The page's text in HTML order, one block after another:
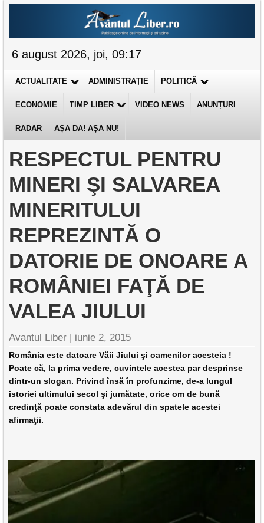
6 august 2026, joi, 09:17
ACTUALITATE ADMINISTRAȚIE POLITICĂ
ECONOMIE TIMP LIBER VIDEO NEWS ANUNȚURI
RADAR AȘA DA! AȘA NU!
RESPECTUL PENTRU
MINERI ŞI SALVAREA
MINERITULUI
REPREZINTĂ O
DATORIE DE ONOARE A
ROMÂNIEI FAŢĂ DE
VALEA JIULUI
Avantul Liber | iunie 2, 2015
România este datoare Văii Jiului şi oamenilor acesteia !
Poate că, la prima vedere, cuvintele acestea par desprinse
dintr-un slogan. Privind însă în profunzime, de-a lungul
istoriei ultimului secol şi jumătate, orice om de bună
credinţă poate constata adevărul din spatele acestei
afirmaţii.